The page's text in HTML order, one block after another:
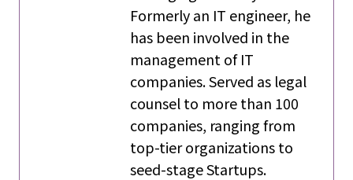
Formerly an IT engineer, he
has been involved in the
management of IT
companies. Served as legal
counsel to more than 100
companies, ranging from
top-tier organizations to
seed-stage Startups.